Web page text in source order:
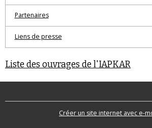
Partenaires
Liens de presse
Liste des ouvrages de l'IAPKAR
Créer un site internet avec e-